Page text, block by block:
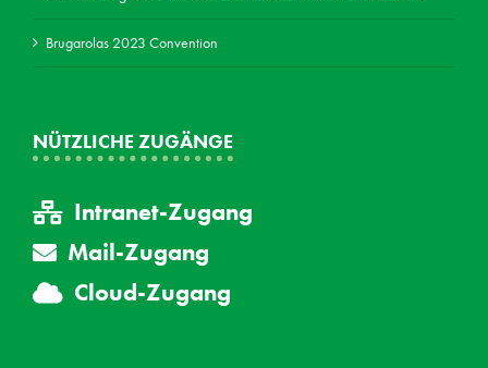
Brugarolas 2023 Convention
NÜTZLICHE ZUGÄNGE
Intranet-Zugang
Mail-Zugang
Cloud-Zugang